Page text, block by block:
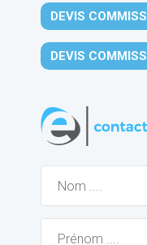
DEVIS
DEVIS